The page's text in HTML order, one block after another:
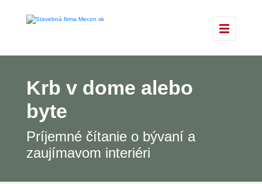
Krb v dome alebo
byte
Príjemné čítanie o bývaní a
zaujímavom interiéri